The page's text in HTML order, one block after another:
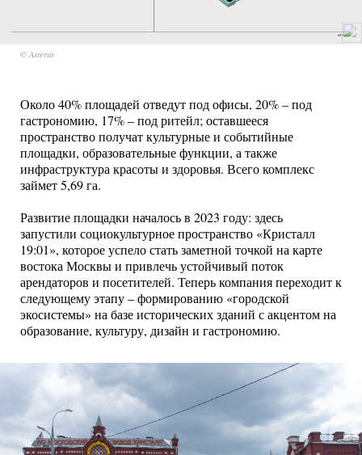
© Asterus
Около 40% площадей отведут под офисы, 20% – под
гастрономию, 17% – под ритейл; оставшееся
пространство получат культурные и событийные
площадки, образовательные функции, а также
инфраструктура красоты и здоровья. Всего комплекс
займет 5,69 га.
Развитие площадки началось в 2023 году: здесь
запустили социокультурное пространство «Кристалл
19:01», которое успело стать заметной точкой на карте
востока Москвы и привлечь устойчивый поток
арендаторов и посетителей. Теперь компания переходит к
следующему этапу – формированию «городской
экосистемы» на базе исторических зданий с акцентом на
образование, культуру, дизайн и гастрономию.